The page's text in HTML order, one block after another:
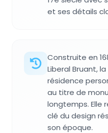
et ses détails
Construite en
Liberal Bruant,
résidence
au titre de
longtemps. Elle
clé du design
son époque.